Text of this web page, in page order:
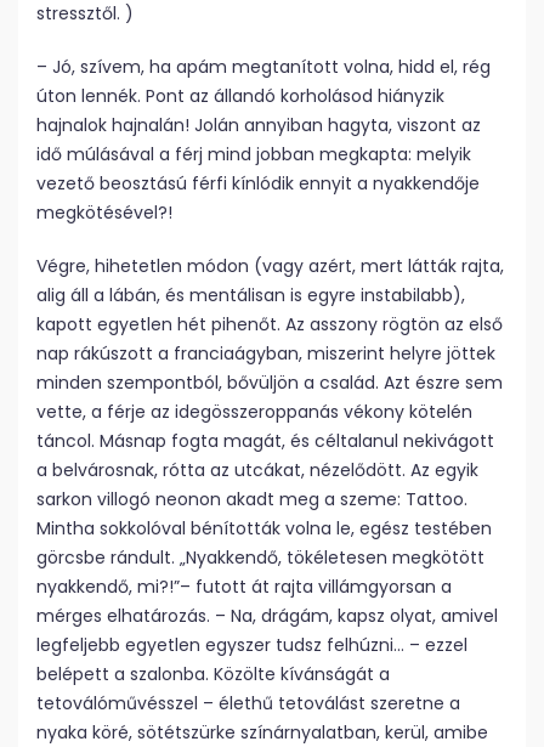
stressztől. )
– Jó, szívem, ha apám megtanított volna, hidd el, rég
úton lennék. Pont az állandó korholásod hiányzik
hajnalok hajnalán! Jolán annyiban hagyta, viszont az
idő múlásával a férj mind jobban megkapta: melyik
vezető beosztású férfi kínlódik ennyit a nyakkendője
megkötésével?!
Végre, hihetetlen módon (vagy azért, mert látták rajta,
alig áll a lábán, és mentálisan is egyre instabilabb),
kapott egyetlen hét pihenőt. Az asszony rögtön az első
nap rákúszott a franciaágyban, miszerint helyre jöttek
minden szempontból, bővüljön a család. Azt észre sem
vette, a férje az idegösszeroppanás vékony kötelén
táncol. Másnap fogta magát, és céltalanul nekivágott
a belvárosnak, rótta az utcákat, nézelődött. Az egyik
sarkon villogó neonon akadt meg a szeme: Tattoo.
Mintha sokkolóval bénították volna le, egész testében
görcsbe rándult. „Nyakkendő, tökéletesen megkötött
nyakkendő, mi?!”– futott át rajta villámgyorsan a
mérges elhatározás. – Na, drágám, kapsz olyat, amivel
legfeljebb egyetlen egyszer tudsz felhúzni… – ezzel
belépett a szalonba. Közölte kívánságát a
tetoválóművésszel – élethű tetoválást szeretne a
nyaka köré, sötétszürke színárnyalatban, kerül, amibe